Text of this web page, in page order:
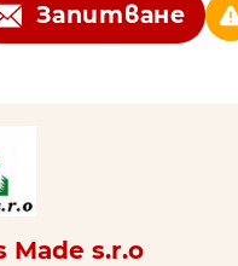
Запитване
Made s.r.o